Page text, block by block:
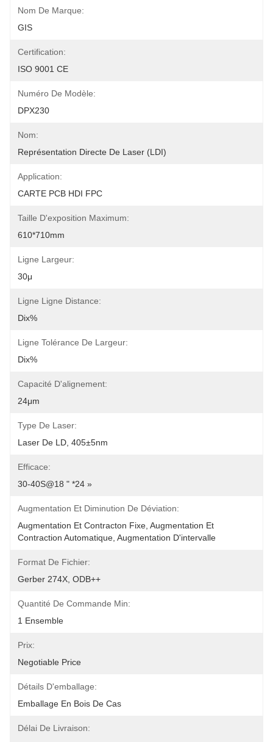
Nom De Marque:
GIS
Certification:
ISO 9001 CE
Numéro De Modèle:
DPX230
Nom:
Représentation Directe De Laser (LDI)
Application:
CARTE PCB HDI FPC
Taille D'exposition Maximum:
610*710mm
Ligne Largeur:
30μ
Ligne Ligne Distance:
Dix%
Ligne Tolérance De Largeur:
Dix%
Capacité D'alignement:
24μm
Type De Laser:
Laser De LD, 405±5nm
Efficace:
30-40S@18 " *24 »
Augmentation Et Diminution De Déviation:
Augmentation Et Contracton Fixe, Augmentation Et
Contraction Automatique, Augmentation D'intervalle
Format De Fichier:
Gerber 274X, ODB++
Quantité De Commande Min:
1 Ensemble
Prix:
Negotiable Price
Détails D'emballage:
Emballage En Bois De Cas
Délai De Livraison: